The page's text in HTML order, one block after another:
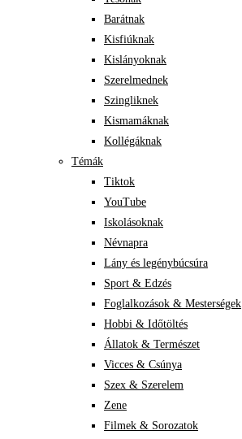
Barátnak
Kisfiúknak
Kislányoknak
Szerelmednek
Szingliknek
Kismamáknak
Kollégáknak
Témák
Tiktok
YouTube
Iskolásoknak
Névnapra
Lány és legénybúcsúra
Sport & Edzés
Foglalkozások & Mesterségek
Hobbi & Időtöltés
Állatok & Természet
Vicces & Csúnya
Szex & Szerelem
Zene
Filmek & Sorozatok